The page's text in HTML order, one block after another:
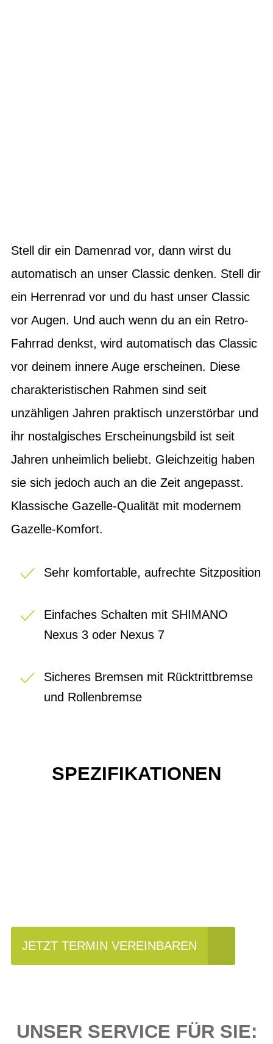
Stell dir ein Damenrad vor, dann wirst du
automatisch an unser Classic denken. Stell dir
ein Herrenrad vor und du hast unser Classic
vor Augen. Und auch wenn du an ein Retro-
Fahrrad denkst, wird automatisch das Classic
vor deinem innere Auge erscheinen. Diese
charakteristischen Rahmen sind seit
unzähligen Jahren praktisch unzerstörbar und
ihr nostalgisches Erscheinungsbild ist seit
Jahren unheimlich beliebt. Gleichzeitig haben
sie sich jedoch auch an die Zeit angepasst.
Klassische Gazelle-Qualität mit modernem
Gazelle-Komfort.
Sehr komfortable, aufrechte Sitzposition
Einfaches Schalten mit SHIMANO
Nexus 3 oder Nexus 7
Sicheres Bremsen mit Rücktrittbremse
und Rollenbremse
SPEZIFIKATIONEN
JETZT TERMIN VEREINBAREN
UNSER SERVICE FÜR SIE: